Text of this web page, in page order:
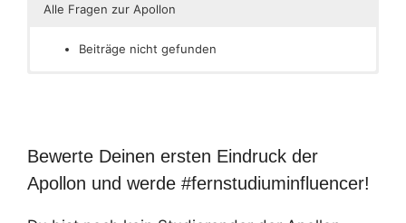
Alle Fragen zur Apollon
Beiträge nicht gefunden
Bewerte Deinen ersten Eindruck der
Apollon und werde #fernstudiuminfluencer!